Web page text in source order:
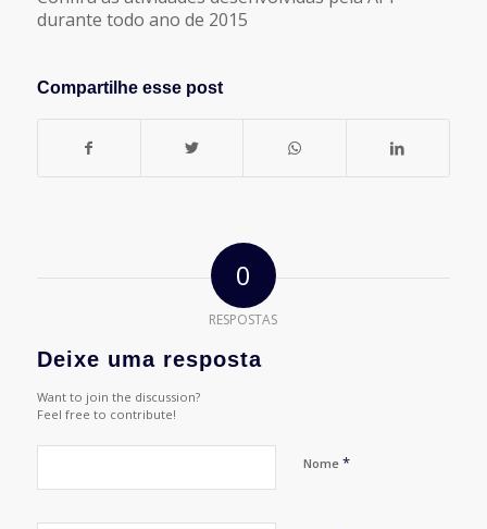
durante todo ano de 2015
Compartilhe esse post
0
RESPOSTAS
Deixe uma resposta
Want to join the discussion?
Feel free to contribute!
Nome *